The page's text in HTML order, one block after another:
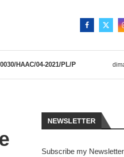
HAAC/04-2021/PL/P
NEWSLETTER
Subscribe my